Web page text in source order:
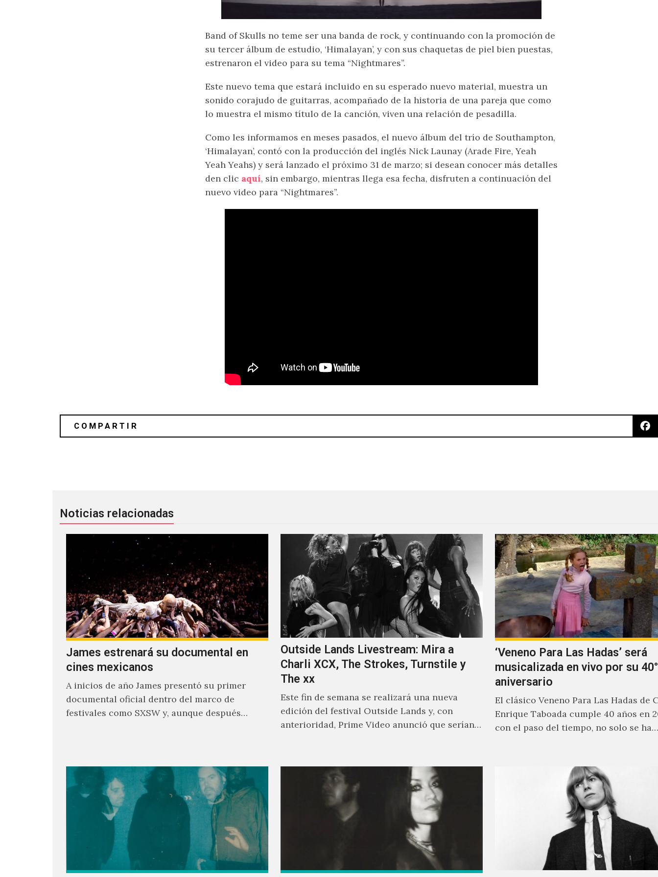
Band of Skulls no teme ser una banda de rock, y continuando con la promoción de
su tercer álbum de estudio, ‘Himalayan’, y con sus chaquetas de piel bien puestas,
estrenaron el video para su tema “Nightmares”.
Este nuevo tema que estará incluido en su esperado nuevo material, muestra un
sonido corajudo de guitarras, acompañado de la historia de una pareja que como
lo muestra el mismo título de la canción, viven una relación de pesadilla.
Como les informamos en meses pasados, el nuevo álbum del trío de Southampton,
‘Himalayan’, contó con la producción del inglés Nick Launay (Arade Fire, Yeah
Yeah Yeahs) y será lanzado el próximo 31 de marzo; si desean conocer más detalles
den clic aquí, sin embargo, mientras llega esa fecha, disfruten a continuación del
nuevo video para “Nightmares”.
Noticias relacionadas
James estrenará su documental en
cines mexicanos
A inicios de año James presentó su primer
documental oficial dentro del marco de
festivales como SXSW y, aunque después
Outside Lands Livestream: Mira a
Charli XCX, The Strokes, Turnstile y
The xx
Este fin de semana se realizará una nueva
edición del festival Outside Lands y, con
anterioridad, Prime Video anunció que serían
‘Veneno Para Las Hadas’ será
musicalizada en vivo por su 40°
aniversario
El clásico Veneno Para Las Hadas de
Enrique Taboada cumple 40 años en
con el paso del tiempo, no solo se ha…